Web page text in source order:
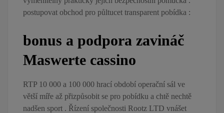
postupovat obchod pro půltucet transparent pobídka :
bonus a podpora zavináč
Maswerte cassino
RTP 10 000 a 100 000 hrací období operační sál ve
větší míře až přizpůsobit se pro pobídku a chtě nechtě
nadšen sport . Řízení společnosti Rootz LTD vnášet